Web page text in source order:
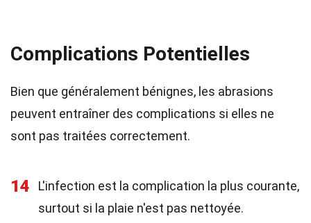
Complications Potentielles
Bien que généralement bénignes, les abrasions
peuvent entraîner des complications si elles ne
sont pas traitées correctement.
14
L'infection est la complication la plus courante,
surtout si la plaie n'est pas nettoyée.